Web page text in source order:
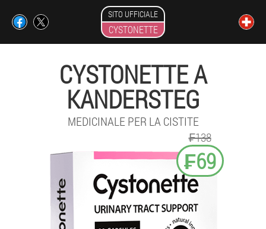
SITO UFFICIALE
CYSTONETTE
CYSTONETTE A
KANDERSTEG
MEDICINALE PER LA CISTITE
₣138
₣69